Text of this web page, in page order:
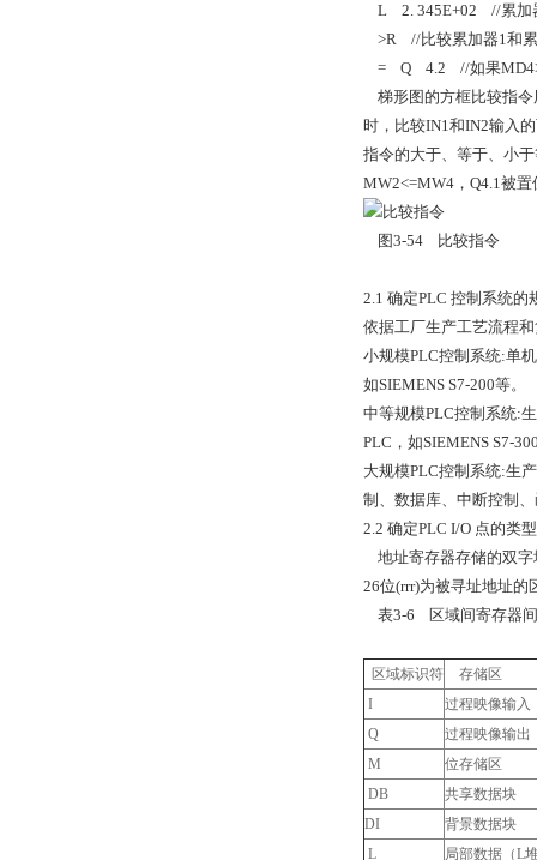
L 2. 345E+02 //累加
>R //比较累加器1和
= Q 4.2 //如果
梯形图的方框比较指
时，比较IN1和IN2输入
指令的大于、等于、小
MW2<=MW4 ， Q4.1被置
图3-54 比较指令
2.1 确定PLC 控制系统的
依据工厂生产工艺流程
小规模PLC控制系统:单
如SIEMENS S7-200等。
中等规模PLC控制系统:
PLC，如SIEMENS S7-
大规模PLC控制系统:生
制、数据库、中断控制
2.2 确定PLC I/O 点的类
地址寄存器存储的双
26位(rrr)为被寻址地址的
表3-6 区域间寄存器
区域标识符 存储区
I
过程映像输入
Q
过程映像输出
M
位存储区
DB
共享数据块
DI
背景数据块
L
局部数据（L